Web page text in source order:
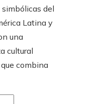
del
Latina y
una
cultural
combina